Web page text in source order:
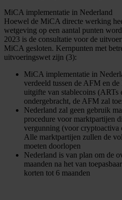
MiCA implementatie in Nederland
Hoewel de MiCA directe werking
wetgeving op een aantal punten
2023 is de consultatie voor de
MiCA gesloten. Kernpunten met
uitvoeringswet zijn (3):
MiCA implementatie in
verdeeld tussen de AFM en
uitgifte van stablecoins
ondergebracht, de AFM zal
Nederland zal geen gebruik
procedure voor marktpartijen
vergunning (voor cryptoactiva
Alle marktpartijen zullen de
moeten doorlopen
Nederland is van plan om de
maanden na het van
korten tot 6 maanden